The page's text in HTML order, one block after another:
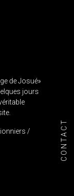
CONTACT
de Josué»
jours
/